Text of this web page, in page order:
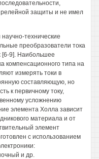
релейной защиты и не имел
технические
преобразователи тока
[6-9]. Наибольшее
компенсационного типа на
измерять токи в
составляющую, но
к первичному току,
усложнению
элемента Холла зависит
материала и от
элемент
с использованием
и др.